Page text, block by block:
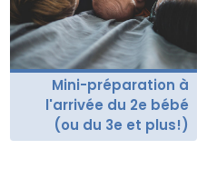
Mini-préparation à
l'arrivée du 2e bébé
(ou du 3e et plus!)